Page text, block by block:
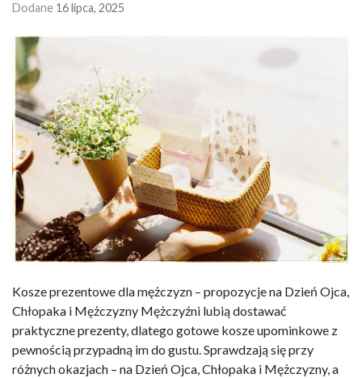
Dodane 16 lipca, 2025
Kosze prezentowe dla mężczyzn – propozycje na Dzień Ojca,
Chłopaka i Mężczyzny Mężczyźni lubią dostawać
praktyczne prezenty, dlatego gotowe kosze upominkowe z
pewnością przypadną im do gustu. Sprawdzają się przy
różnych okazjach – na Dzień Ojca, Chłopaka i Mężczyzny, a